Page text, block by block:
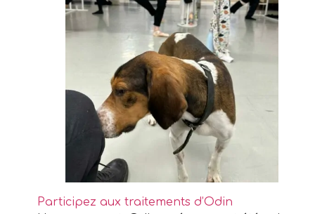
Participez aux traitements d’Odin